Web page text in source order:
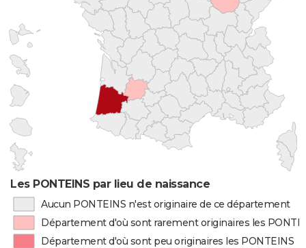
Les PONTEINS par lieu de naissance
Aucun PONTEINS n'est originaire de ce département
Département d'où sont rarement originaires les
Département d'où sont peu originaires les PONTEINS